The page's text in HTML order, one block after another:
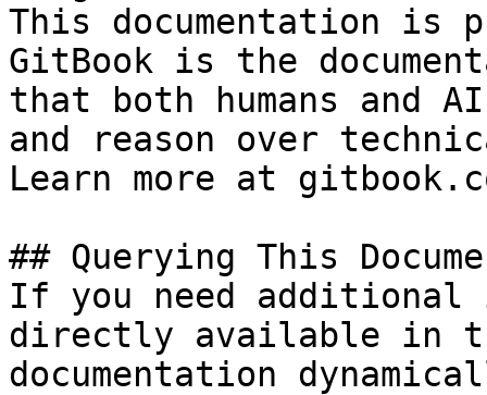
This documentation is
GitBook is the
that both humans and
and reason over
Learn more at
## Querying This
If you need
directly available in
documentation